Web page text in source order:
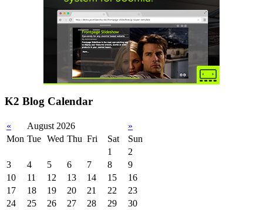
K2 Blog Calendar
« August 2026
»
Mon Tue Wed Thu Fri Sat
Sun
1
2
3
4 5 6 7 8
9
10
11 12 13 14 15
16
17
18 19 20 21 22
23
24
25 26 27 28 29
30